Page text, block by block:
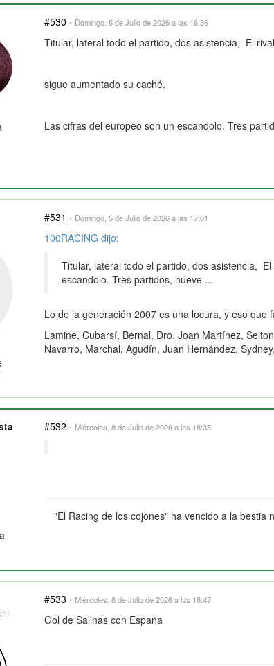
#530 · Domingo, 5 de Julio de 2026 a las 16:36
Titular, lateral todo el partido, dos asistencia, El
sigue aumentado su caché.
Las cifras del europeo son un escandolo. Tres
#531 · Domingo, 5 de Julio de 2026 a las 17:01
100RACING dijo:
Titular, lateral todo el partido, dos asistencia,
escandolo. Tres partidos, nueve ...
Lo de la generación 2007 es una locura, y eso
Lamine, Cubarsí, Bernal, Dro, Joan Martínez,
Navarro, Marchal, Agudín, Juan Hernández,
#532 · Miércoles, 8 de Julio de 2026 a las 18:35
"El Racing de los cojones" ha vencido a la bestia
#533 · Miércoles, 8 de Julio de 2026 a las 18:47
Gol de Salinas con España